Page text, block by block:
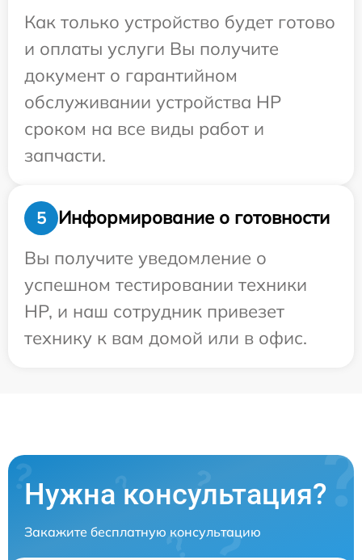
Как только устройство будет готово
и оплаты услуги Вы получите
документ о гарантийном
обслуживании устройства HP
сроком на все виды работ и
запчасти.
5
Информирование о готовности
Вы получите уведомление о
успешном тестировании техники
HP, и наш сотрудник привезет
технику к вам домой или в офис.
Нужна консультация?
Закажите бесплатную консультацию